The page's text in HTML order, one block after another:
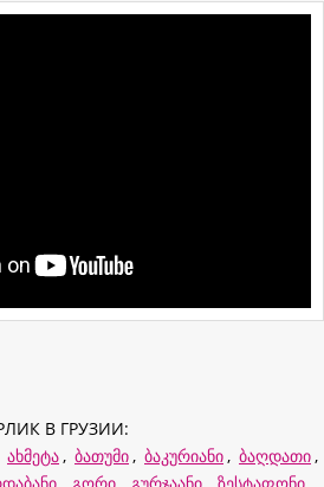
В ГРУЗИИ:
ახმეტა , ბათუმი , ბაკურიანი , ბაღდათი ,
გორი გურჯაანი ზესტაფონი